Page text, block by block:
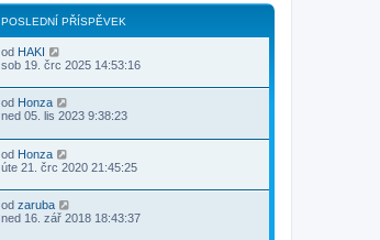
POSLEDNÍ PŘÍSPĚVEK
od HAKI
sob 19. črc 2025 14:53:16
od Honza
ned 05. lis 2023 9:38:23
od Honza
úte 21. črc 2020 21:45:25
od zaruba
ned 16. zář 2018 18:43:37